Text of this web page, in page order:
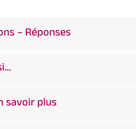
– Réponses
savoir plus